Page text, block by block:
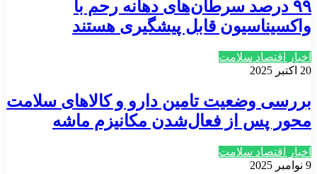
۹۹ درصد سرطان‌های دهانه رحم با
واکسیناسیون قابل پیشگیری‌ هستند
اخبار اقتصاد سلامت
20 اکتبر 2025
بررسی وضعیت تامین دارو و کالاهای سلامت
محور پس از فعال‌شدن مکانیزم ماشه
اخبار اقتصاد سلامت
9 نوامبر 2025